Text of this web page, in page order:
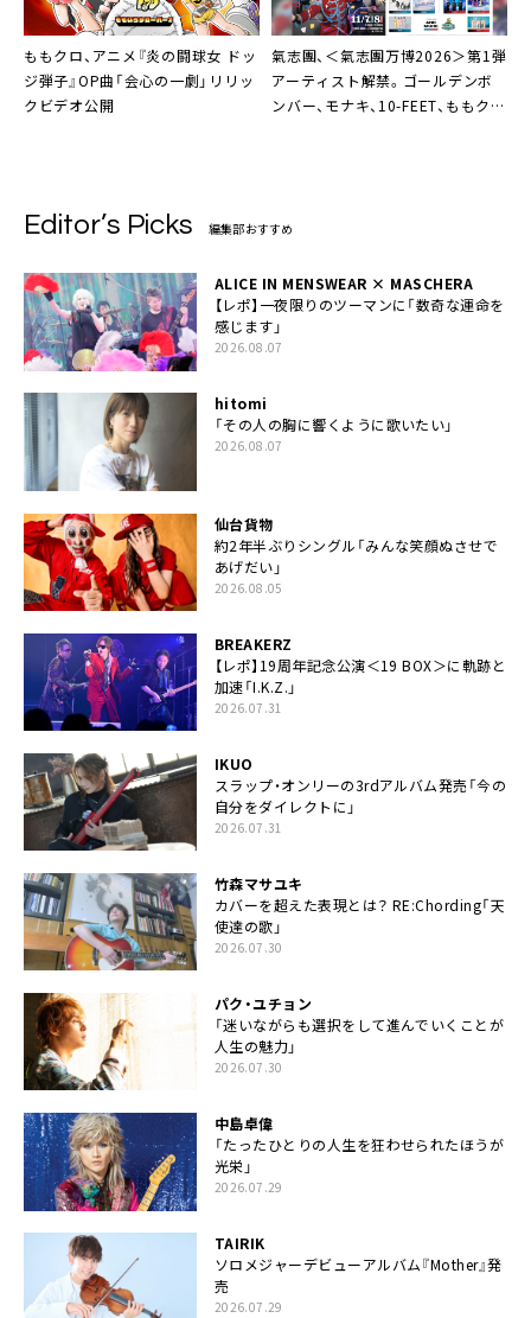
ももクロ、アニメ『炎の闘球女 ドッ
ジ弾子』OP曲「会心の一劇」リリッ
クビデオ公開
氣志團、＜氣志團万博2026＞第1弾
アーティスト解禁。ゴールデンボ
ンバー、モナキ、10-FEET、ももクロ
Editor’s Picks 編集部おすすめ
ALICE IN MENSWEAR × MASCHERA
【レポ】一夜限りのツーマンに「数奇な運命を
感じます」
2026.08.07
hitomi
「その人の胸に響くように歌いたい」
2026.08.07
仙台貨物
約2年半ぶりシングル「みんな笑顔ぬさせで
あげだい」
2026.08.05
BREAKERZ
【レポ】19周年記念公演＜19 BOX＞に軌跡と
加速「I.K.Z.」
2026.07.31
IKUO
スラップ・オンリーの3rdアルバム発売「今の
自分をダイレクトに」
2026.07.31
竹森マサユキ
カバーを超えた表現とは？ RE:Chording「天
使達の歌」
2026.07.30
パク・ユチョン
「迷いながらも選択をして進んでいくことが
人生の魅力」
2026.07.30
中島卓偉
「たったひとりの人生を狂わせられたほうが
光栄」
2026.07.29
TAIRIK
ソロメジャーデビューアルバム『Mother』発
売
2026.07.29